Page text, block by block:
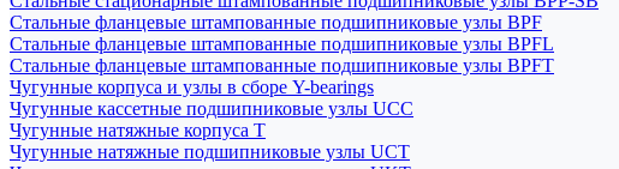
Стальные фланцевые штампованные подшипниковые узлы BPF
Стальные фланцевые штампованные подшипниковые узлы BPFL
Стальные фланцевые штампованные подшипниковые узлы BPFT
Чугунные корпуса и узлы в сборе Y-bearings
Чугунные кассетные подшипниковые узлы UCC
Чугунные натяжные корпуса T
Чугунные натяжные подшипниковые узлы UCT